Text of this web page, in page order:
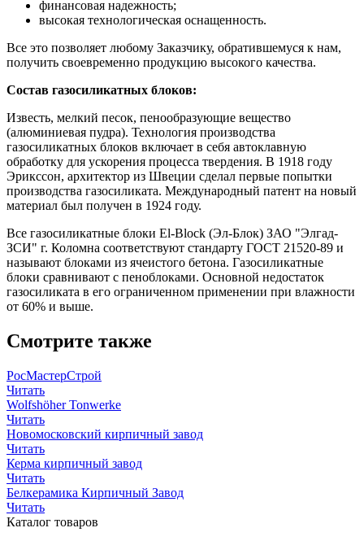
финансовая надежность;
высокая технологическая оснащенность.
Все это позволяет любому Заказчику, обратившемуся к нам,
получить своевременно продукцию высокого качества.
Состав газосиликатных блоков:
Известь, мелкий песок, пенообразующие вещество
(алюминиевая пудра). Технология производства
газосиликатных блоков включает в себя автоклавную
обработку для ускорения процесса твердения. В 1918 году
Эрикссон, архитектор из Швеции сделал первые попытки
производства газосиликата. Международный патент на новый
материал был получен в 1924 году.
Все газосиликатные блоки El-Block (Эл-Блок) ЗАО "Элгад-
ЗСИ" г. Коломна соответствуют стандарту ГОСТ 21520-89 и
называют блоками из ячеистого бетона. Газосиликатные
блоки сравнивают с пеноблоками. Основной недостаток
газосиликата в его ограниченном применении при влажности
от 60% и выше.
Смотрите также
РосМастерСтрой
Читать
Wolfshöher Tonwerke
Читать
Новомосковский кирпичный завод
Читать
Керма кирпичный завод
Читать
Белкерамика Кирпичный Завод
Читать
Каталог товаров